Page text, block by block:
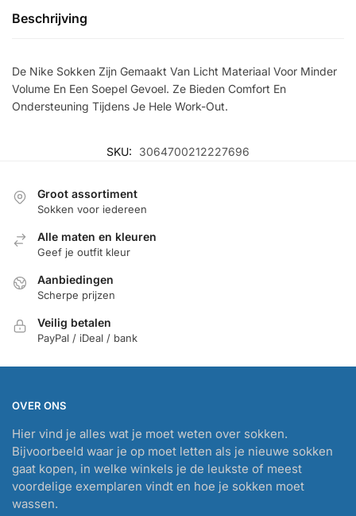
Beschrijving
De Nike Sokken Zijn Gemaakt Van Licht Materiaal Voor Minder
Volume En Een Soepel Gevoel. Ze Bieden Comfort En
Ondersteuning Tijdens Je Hele Work-Out.
SKU: 3064700212227696
Groot assortiment
Sokken voor iedereen
Alle maten en kleuren
Geef je outfit kleur
Aanbiedingen
Scherpe prijzen
Veilig betalen
PayPal / iDeal / bank
OVER ONS
Hier vind je alles wat je moet weten over sokken.
Bijvoorbeeld waar je op moet letten als je nieuwe sokken
gaat kopen, in welke winkels je de leukste of meest
voordelige exemplaren vindt en hoe je sokken moet
wassen.